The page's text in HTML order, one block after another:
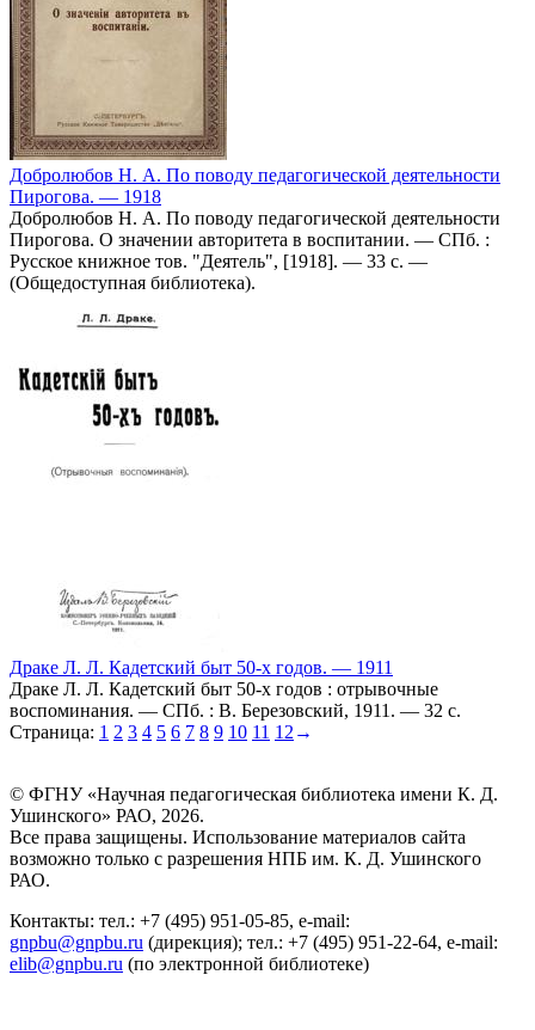
Добролюбов Н. А. По поводу педагогической деятельности
Пирогова. — 1918
Добролюбов Н. А. По поводу педагогической деятельности
Пирогова. О значении авторитета в воспитании. — СПб. :
Русское книжное тов. "Деятель", [1918]. — 33 с. —
(Общедоступная библиотека).
Драке Л. Л. Кадетский быт 50-х годов. — 1911
Драке Л. Л. Кадетский быт 50-х годов : отрывочные
воспоминания. — СПб. : В. Березовский, 1911. — 32 с.
Страница: 1 2 3 4 5 6 7 8 9 10 11 12 →
© ФГНУ «Научная педагогическая библиотека имени К. Д.
Ушинского» РАО, 2026.
Все права защищены. Использование материалов сайта
возможно только с разрешения НПБ им. К. Д. Ушинского
РАО.
Контакты: тел.: +7 (495) 951-05-85, e-mail:
gnpbu@gnpbu.ru (дирекция); тел.: +7 (495) 951-22-64, e-mail:
elib@gnpbu.ru (по электронной библиотеке)